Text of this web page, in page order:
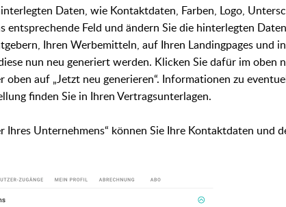
Daten, wie Kontaktdaten, Farben, Logo,
entsprechende Feld und ändern Sie die hinterlegten
Ihren Werbemitteln, auf Ihren Landingpages und
nun neu generiert werden. Klicken Sie dafür im oben
oben auf „Jetzt neu generieren“. Informationen zu
finden Sie in Ihren Vertragsunterlagen.
Unternehmens“ können Sie Ihre Kontaktdaten und